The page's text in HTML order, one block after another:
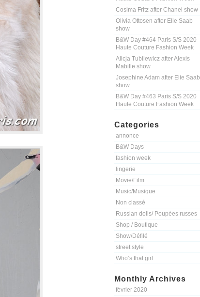
Cosima Fritz after Chanel show
Olivia Ottosen after Elie Saab
show
B&W Day #464 Paris S/S 2020
Haute Couture Fashion Week
Alicja Tubilewicz after Alexis
Mabille show
Josephine Adam after Elie Saab
show
B&W Day #463 Paris S/S 2020
Haute Couture Fashion Week
Categories
annonce
B&W Days
fashion week
lingerie
Movie/Film
Music/Musique
Non classé
Russian dolls/ Poupées russes
Shop / Boutique
Show/Défilé
street style
Who’s that girl
Monthly Archives
février 2020